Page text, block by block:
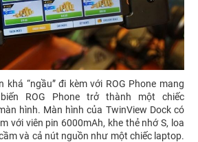
khá “ngầu” đi kèm với ROG Phone mang
ROG Phone trở thành một chiếc
hình. Màn hình của TwinView Dock có
với viên pin 6000mAh, khe thẻ nhớ S, loa
và cả nút nguồn như một chiếc laptop.